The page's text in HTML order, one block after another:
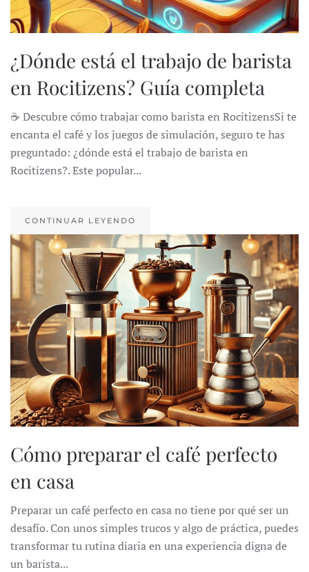
¿Dónde está el trabajo de barista
en Rocitizens? Guía completa
☕ Descubre cómo trabajar como barista en RocitizensSi te
encanta el café y los juegos de simulación, seguro te has
preguntado: ¿dónde está el trabajo de barista en
Rocitizens?. Este popular...
CONTINUAR LEYENDO
Cómo preparar el café perfecto
en casa
Preparar un café perfecto en casa no tiene por qué ser un
desafío. Con unos simples trucos y algo de práctica, puedes
transformar tu rutina diaria en una experiencia digna de
un barista...